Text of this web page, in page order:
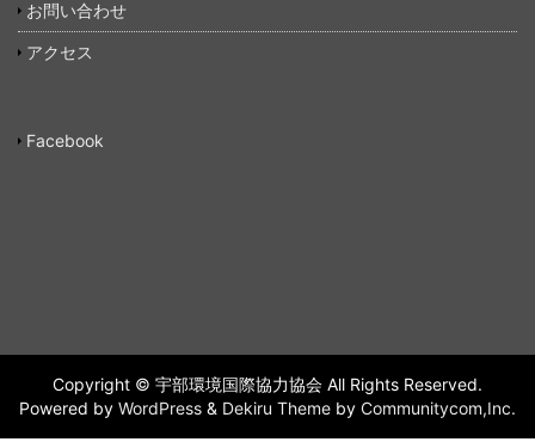
お問い合わせ
アクセス
Facebook
Copyright © 宇部環境国際協力協会 All Rights Reserved.
Powered by WordPress & Dekiru Theme by Communitycom,Inc.